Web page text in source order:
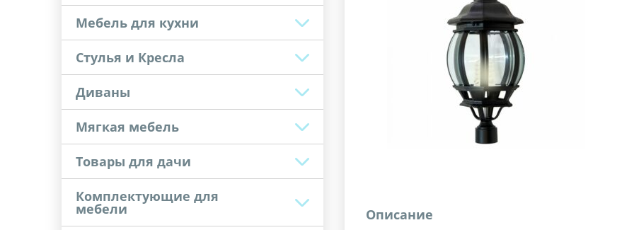
Мебель для кухни
Стулья и Кресла
Диваны
Мягкая мебель
Товары для дачи
Комплектующие для
мебели Описание